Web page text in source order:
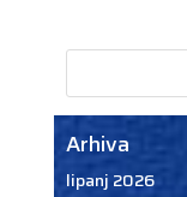
Arhiva
lipanj 2026